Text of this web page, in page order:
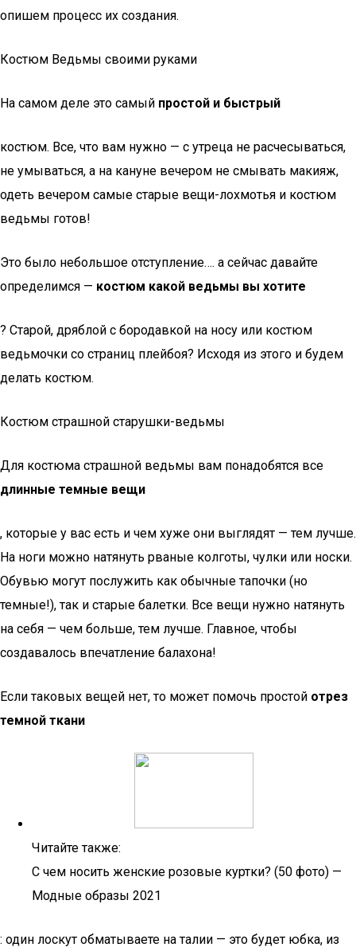
опишем процесс их создания.
Костюм Ведьмы своими руками
На самом деле это самый простой и быстрый
костюм. Все, что вам нужно — с утреца не расчесываться,
не умываться, а на кануне вечером не смывать макияж,
одеть вечером самые старые вещи-лохмотья и костюм
ведьмы готов!
Это было небольшое отступление…. а сейчас давайте
определимся — костюм какой ведьмы вы хотите
? Старой, дряблой с бородавкой на носу или костюм
ведьмочки со страниц плейбоя? Исходя из этого и будем
делать костюм.
Костюм страшной старушки-ведьмы
Для костюма страшной ведьмы вам понадобятся все
длинные темные вещи
, которые у вас есть и чем хуже они выглядят — тем лучше.
На ноги можно натянуть рваные колготы, чулки или носки.
Обувью могут послужить как обычные тапочки (но
темные!), так и старые балетки. Все вещи нужно натянуть
на себя — чем больше, тем лучше. Главное, чтобы
создавалось впечатление балахона!
Если таковых вещей нет, то может помочь простой отрез
темной ткани
Читайте также:
С чем носить женские розовые куртки? (50 фото) —
Модные образы 2021
: один лоскут обматываете на талии — это будет юбка, из